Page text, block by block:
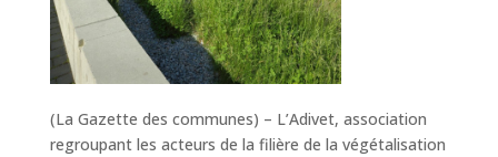
(La Gazette des communes) – L’Adivet, association
regroupant les acteurs de la filière de la végétalisation